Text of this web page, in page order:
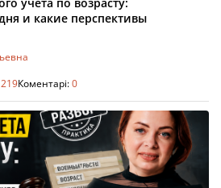
и какие перспективы
219Коментарі:0